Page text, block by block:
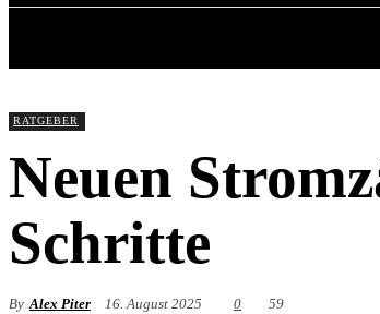
RATGEBER
Neuen
Schritte
By Alex Piter 16. August 2025 0 59